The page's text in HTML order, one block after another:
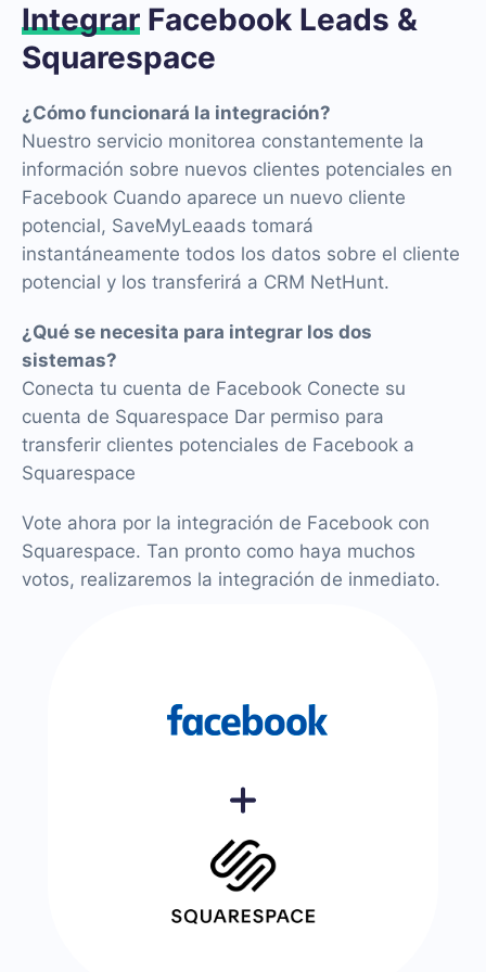
Integrar Facebook Leads &
Squarespace
¿Cómo funcionará la integración?
Nuestro servicio monitorea constantemente la
información sobre nuevos clientes potenciales en
Facebook Cuando aparece un nuevo cliente
potencial, SaveMyLeaads tomará
instantáneamente todos los datos sobre el cliente
potencial y los transferirá a CRM NetHunt.
¿Qué se necesita para integrar los dos
sistemas?
Conecta tu cuenta de Facebook Conecte su
cuenta de Squarespace Dar permiso para
transferir clientes potenciales de Facebook a
Squarespace
Vote ahora por la integración de Facebook con
Squarespace. Tan pronto como haya muchos
votos, realizaremos la integración de inmediato.